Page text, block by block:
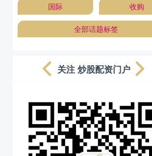
国际 收购
全部话题标签
关注 炒股配资门户